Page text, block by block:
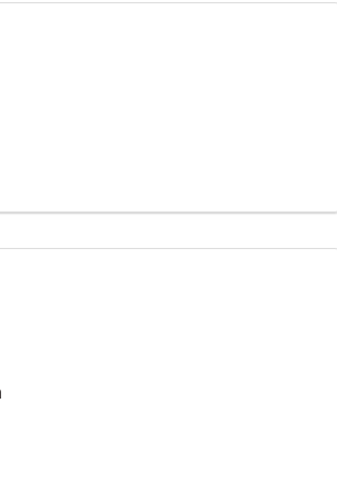
La partie professionnel avec